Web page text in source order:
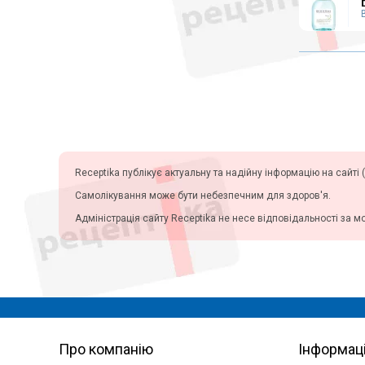
Аксесуари для інвалідних
Медичні матраци
Аплікатори Ляпко
Знезараження і кварцування
Дарсонвалі
Рециркулятори
Алкотестери (алкометри)
Receptika публікує актуальну та надійну інформацію на
Самолікування може бути небезпечним для здоров'я.
Адміністрація сайту Receptika не несе відповідальності за
Про компанію